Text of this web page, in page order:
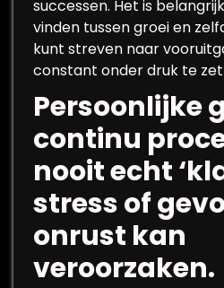
successen. Het is
vinden tussen groei en
kunt streven naar
constant onder druk te
Persoonlijke
continu
nooit echt
stress of
onrust kan
veroorzaken.